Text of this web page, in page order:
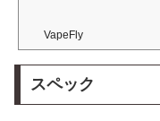
VapeFly
スペック